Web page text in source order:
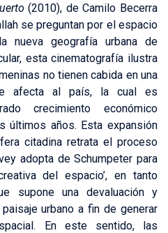
(2010), de Camilo Becerra
se preguntan por el espacio
nueva geografía urbana de
esta cinematografía ilustra
no tienen cabida en una
afecta al país, la cual es
crecimiento económico
últimos años. Esta expansión
citadina retrata el proceso
adopta de Schumpeter para
del espacio’, en tanto
supone una devaluación y
urbano a fin de generar
En este sentido, las